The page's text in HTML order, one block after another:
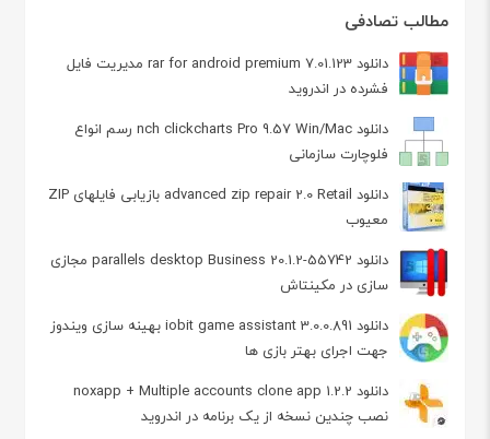
مطالب تصادفی
دانلود rar for android premium 7.01.123 مدیریت فایل
فشرده در اندروید
دانلود nch clickcharts Pro 9.57 Win/Mac رسم انواع
فلوچارت سازمانی
دانلود advanced zip repair 2.0 Retail بازیابی فایلهای ZIP
معیوب
دانلود parallels desktop Business 20.1.2-55742 مجازی
سازی در مکینتاش
دانلود iobit game assistant 3.0.0.891 بهینه سازی ویندوز
جهت اجرای بهتر بازی ها
دانلود noxapp + Multiple accounts clone app 1.2.2
نصب چندین نسخه از یک برنامه در اندروید